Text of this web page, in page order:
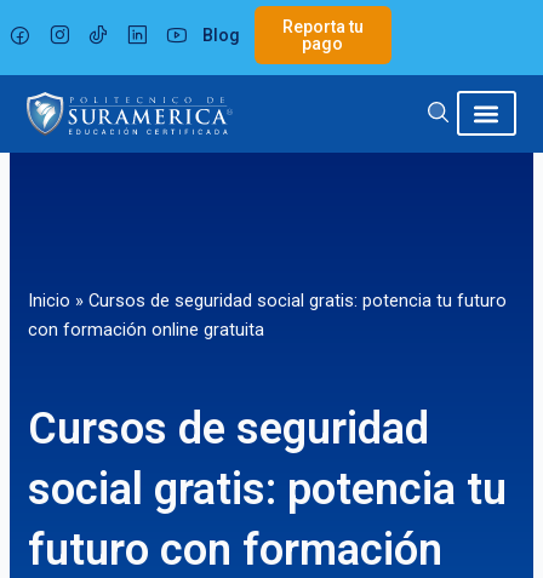
al
contenido
Blog
Reporta tu
pago
Inicio » Cursos de seguridad social gratis: potencia tu futuro
con formación online gratuita
Cursos de seguridad
social gratis: potencia tu
futuro con formación